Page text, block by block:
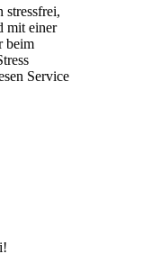
mit einer
beim
Service